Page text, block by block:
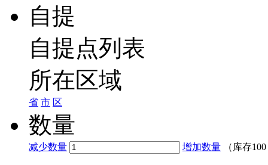
自提
自提点列表
所在区域
省 市 区
数量
减少数量 增加数量 （库存100